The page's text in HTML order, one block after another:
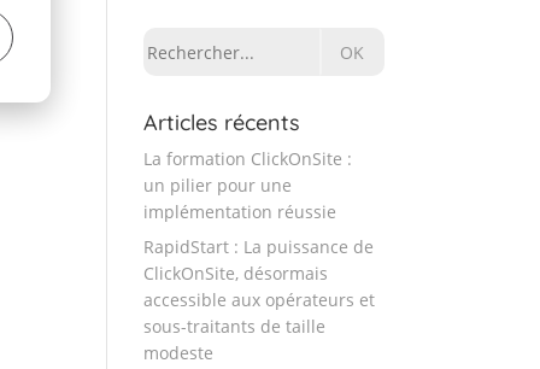
Articles récents
La formation ClickOnSite :
un pilier pour une
implémentation réussie
RapidStart : La puissance de
ClickOnSite, désormais
accessible aux opérateurs et
sous-traitants de taille
modeste